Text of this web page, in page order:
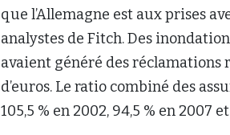
que l’Allemagne est aux prises
analystes de Fitch. Des
avaient généré des réclamations
d’euros. Le ratio combiné des
105,5 % en 2002, 94,5 % en 2007